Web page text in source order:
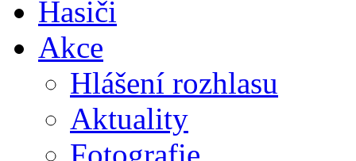
Hasiči
Akce
Hlášení rozhlasu
Aktuality
Fotografie